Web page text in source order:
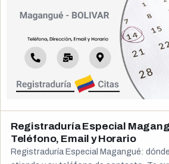
Registraduría Especial
Teléfono, Email y Horario
Registraduría Especial Magangué: